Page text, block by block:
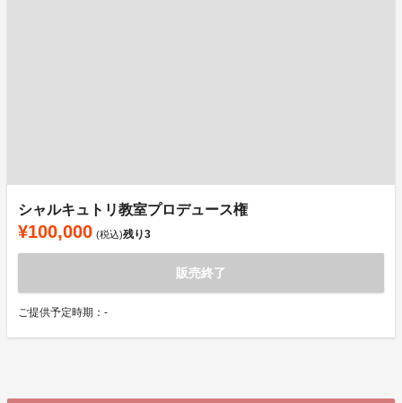
シャルキュトリ教室プロデュース権
¥100,000 (税込)残り3
販売終了
ご提供予定時期：-